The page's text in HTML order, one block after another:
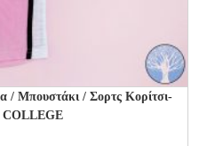
/ Μπουστάκι / Σορτς Κορίτσι-
COLLEGE